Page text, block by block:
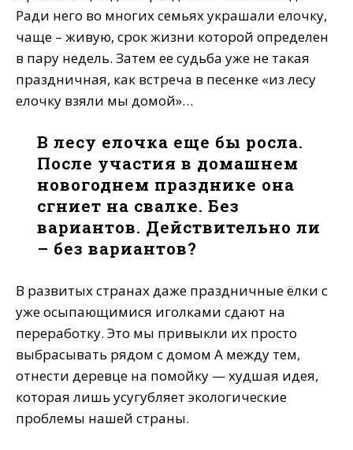
Ради него во многих семьях украшали елочку,
чаще – живую, срок жизни которой определен
в пару недель. Затем ее судьба уже не такая
праздничная, как встреча в песенке «из лесу
елочку взяли мы домой»…
В лесу елочка еще бы росла.
После участия в домашнем
новогоднем празднике она
сгниет на свалке. Без
вариантов. Действительно ли
– без вариантов?
В развитых странах даже праздничные ёлки с
уже осыпающимися иголками сдают на
переработку. Это мы привыкли их просто
выбрасывать рядом с домом А между тем,
отнести деревце на помойку — худшая идея,
которая лишь усугубляет экологические
проблемы нашей страны.